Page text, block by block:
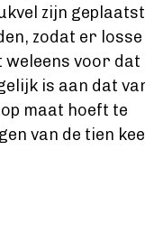
zijn geplaatst
zodat er losse
weleens voor dat
is aan dat
maat hoeft te
van de tien